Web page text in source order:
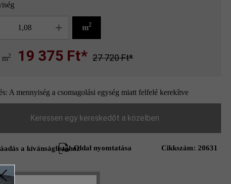
m2
m2 19 375 Ft* 27 720 Ft*
A mennyiség a csomagolási egység miatt felfelé kerekítve
Keressen egy kereskedőt a közelben
a kívánságlistáhozOldal nyomtatása Cikkszám: 20631